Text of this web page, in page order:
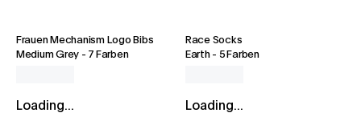
Frauen Mechanism Logo Bibs
Medium Grey - 7 Farben
Loading...
Race Socks
Earth- 5 Farben
Loading...